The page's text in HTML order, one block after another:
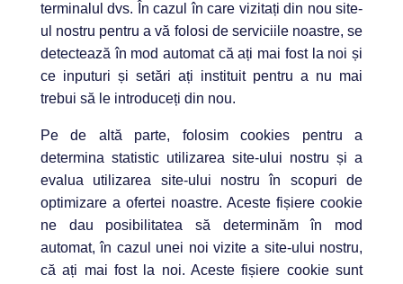
terminalul dvs. În cazul în care vizitați din nou site-
ul nostru pentru a vă folosi de serviciile noastre, se
detectează în mod automat că ați mai fost la noi și
ce inputuri și setări ați instituit pentru a nu mai
trebui să le introduceți din nou.
Pe de altă parte, folosim cookies pentru a
determina statistic utilizarea site-ului nostru și a
evalua utilizarea site-ului nostru în scopuri de
optimizare a ofertei noastre. Aceste fișiere cookie
ne dau posibilitatea să determinăm în mod
automat, în cazul unei noi vizite a site-ului nostru,
că ați mai fost la noi. Aceste fișiere cookie sunt